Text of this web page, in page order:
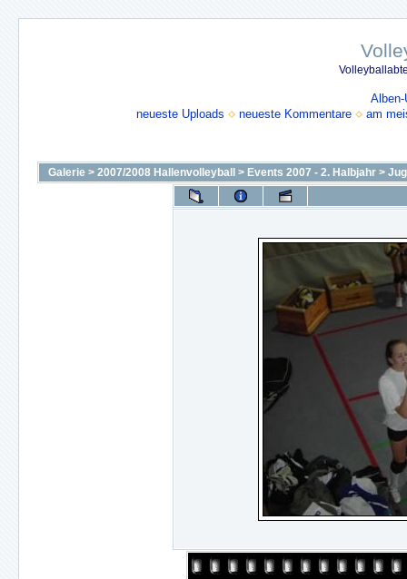
neueste Uploads
neueste Kommentare am
Galerie > 2007/2008 Hallenvolleyball > Events 2007 - 2. Halbjahr >